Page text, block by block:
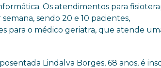
Os atendimentos para
sendo 20 e 10 pacientes,
para o médico geriatra, que atende
Lindalva Borges, 68 anos, é